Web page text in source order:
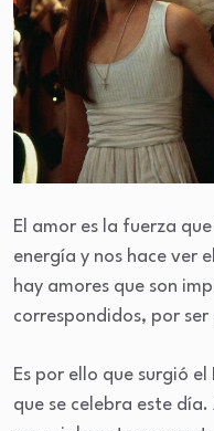
El amor es la fuerza
energía y nos hace ver
hay amores que son
correspondidos, por
Es por ello que surgió
que se celebra este